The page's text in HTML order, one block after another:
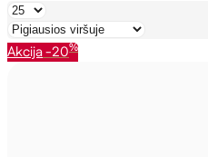
Akcija-20%